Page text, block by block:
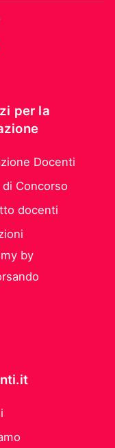
per la
Docenti
di Concorso
docenti
by